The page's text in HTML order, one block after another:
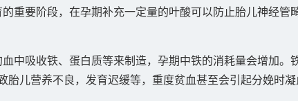
重要阶段，在孕期补充一定量的叶酸可以防止胎儿神经管
中吸收铁、蛋白质等来制造，孕期中铁的消耗量会增加。
胎儿营养不良，发育迟缓等，重度贫血甚至会引起分娩时凝